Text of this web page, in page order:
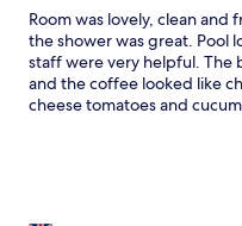
Room was lovely, clean and
the shower was great. Pool
staff were very helpful. The
and the coffee looked like
cheese tomatoes and